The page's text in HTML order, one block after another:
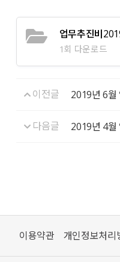
업무추진비
1회 다운로드
이전글 2019년 6월
다음글 2019년 4월
이용약관 개인정보처리